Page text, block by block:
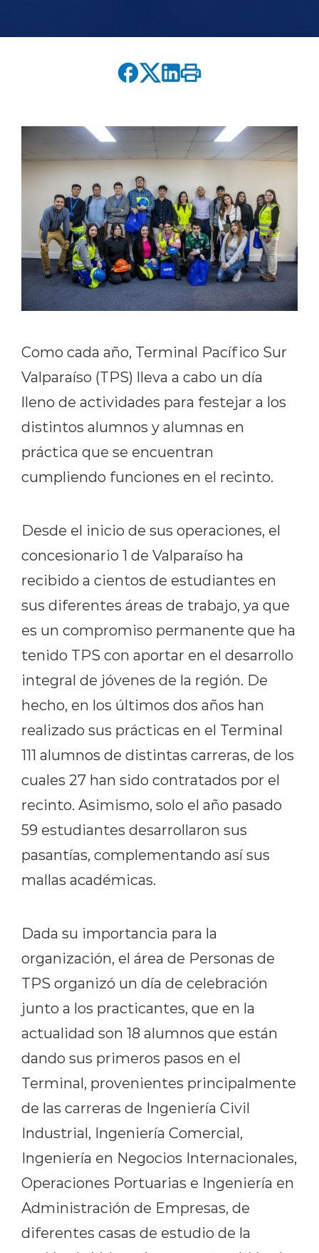
Como cada año, Terminal Pacífico Sur
Valparaíso (TPS) lleva a cabo un día
lleno de actividades para festejar a los
distintos alumnos y alumnas en
práctica que se encuentran
cumpliendo funciones en el recinto.
Desde el inicio de sus operaciones, el
concesionario 1 de Valparaíso ha
recibido a cientos de estudiantes en
sus diferentes áreas de trabajo, ya que
es un compromiso permanente que ha
tenido TPS con aportar en el desarrollo
integral de jóvenes de la región. De
hecho, en los últimos dos años han
realizado sus prácticas en el Terminal
111 alumnos de distintas carreras, de los
cuales 27 han sido contratados por el
recinto. Asimismo, solo el año pasado
59 estudiantes desarrollaron sus
pasantías, complementando así sus
mallas académicas.
Dada su importancia para la
organización, el área de Personas de
TPS organizó un día de celebración
junto a los practicantes, que en la
actualidad son 18 alumnos que están
dando sus primeros pasos en el
Terminal, provenientes principalmente
de las carreras de Ingeniería Civil
Industrial, Ingeniería Comercial,
Ingeniería en Negocios Internacionales,
Operaciones Portuarias e Ingeniería en
Administración de Empresas, de
diferentes casas de estudio de la